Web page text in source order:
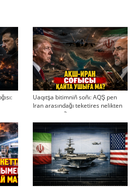
Uaqıtşa bitimniñ soñı: AQŞ pen
Iran arasındağı teketires nelikten
qayta uşıqtı?